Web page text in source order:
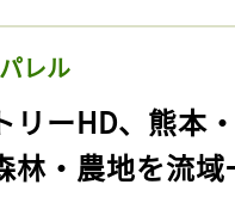
レル
リーHD、熊本
林・農地を流